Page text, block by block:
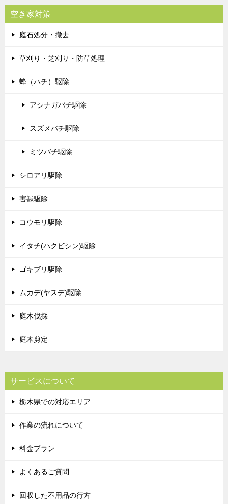
空き家対策
庭石処分・撤去
草刈り・芝刈り・防草処理
蜂（ハチ）駆除
アシナガバチ駆除
スズメバチ駆除
ミツバチ駆除
シロアリ駆除
害獣駆除
コウモリ駆除
イタチ(ハクビシン)駆除
ゴキブリ駆除
ムカデ(ヤスデ)駆除
庭木伐採
庭木剪定
サービスについて
栃木県での対応エリア
作業の流れについて
料金プラン
よくあるご質問
回収した不用品の行方